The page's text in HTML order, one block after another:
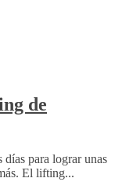
de
días para lograr unas
El lifting...